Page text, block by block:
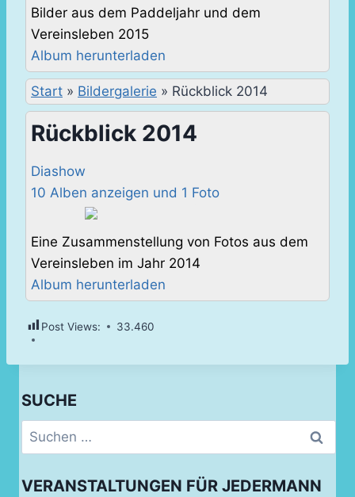
Bilder aus dem Paddeljahr und dem
Vereinsleben 2015
Album herunterladen
Start » Bildergalerie » Rückblick 2014
Rückblick 2014
Diashow
10 Alben anzeigen und 1 Foto
Eine Zusammenstellung von Fotos aus dem
Vereinsleben im Jahr 2014
Album herunterladen
Post Views: 33.460
SUCHE
Suchen
nach:
VERANSTALTUNGEN FÜR JEDERMANN